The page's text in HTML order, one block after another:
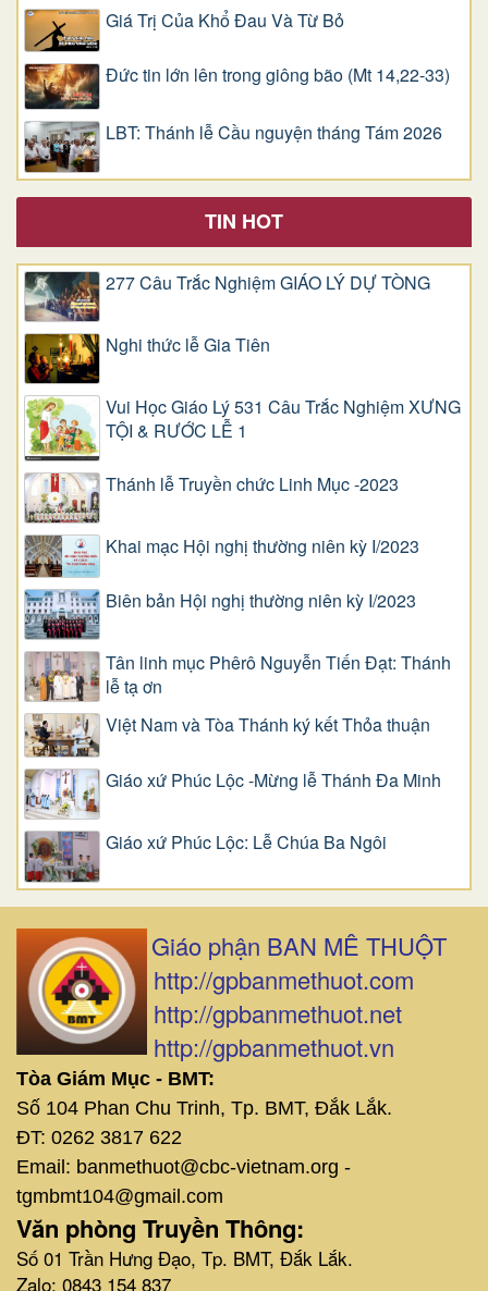
Giá Trị Của Khổ Ðau Và Từ Bỏ
Đức tin lớn lên trong giông bão (Mt 14,22-33)
LBT: Thánh lễ Cầu nguyện tháng Tám 2026
TIN HOT
277 Câu Trắc Nghiệm GIÁO LÝ DỰ TÒNG
Nghi thức lễ Gia Tiên
Vui Học Giáo Lý 531 Câu Trắc Nghiệm XƯNG
TỘI & RƯỚC LỄ 1
Thánh lễ Truyền chức Linh Mục -2023
Khai mạc Hội nghị thường niên kỳ I/2023
Biên bản Hội nghị thường niên kỳ I/2023
Tân linh mục Phêrô Nguyễn Tiến Đạt: Thánh
lễ tạ ơn
Việt Nam và Tòa Thánh ký kết Thỏa thuận
Giáo xứ Phúc Lộc -Mừng lễ Thánh Đa Minh
Giáo xứ Phúc Lộc: Lễ Chúa Ba Ngôi
Giáo phận BAN MÊ THUỘT
http://gpbanmethuot.com
http://gpbanmethuot.net
http://gpbanmethuot.vn
Tòa Giám Mục - BMT:
Số 104 Phan Chu Trinh, Tp. BMT, Đắk Lắk.
ĐT: 0262 3817 622
Email: banmethuot@cbc-vietnam.org -
tgmbmt104@gmail.com
Văn phòng Truyền Thông:
Số 01 Trần Hưng Đạo, Tp. BMT, Đắk Lắk.
Zalo: 0843 154 837